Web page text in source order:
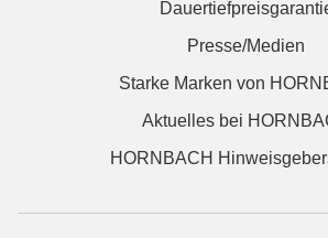
Presse/Medien
Starke Marken von
Aktuelles bei
HORNBACH